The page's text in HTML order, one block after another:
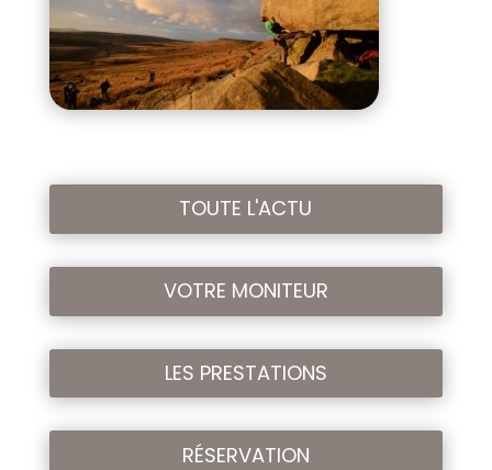
TOUTE L'ACTU
VOTRE MONITEUR
LES PRESTATIONS
RÉSERVATION